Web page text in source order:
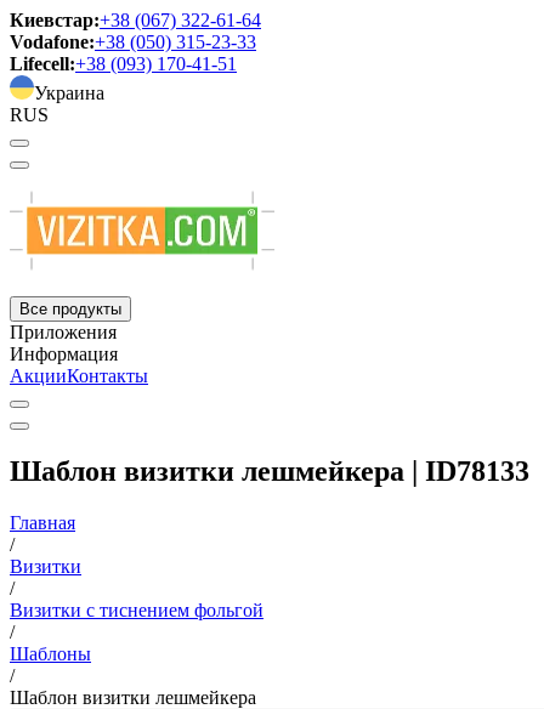
Киевстар:+38 (067) 322-61-64
Vodafone:+38 (050) 315-23-33
Lifecell:+38 (093) 170-41-51
Украина
RUS
Все продукты
Приложения
Информация
АкцииКонтакты
Шаблон визитки лешмейкера | ID78133
Главная
/
Визитки
/
Визитки с тиснением фольгой
/
Шаблоны
/
Шаблон визитки лешмейкера